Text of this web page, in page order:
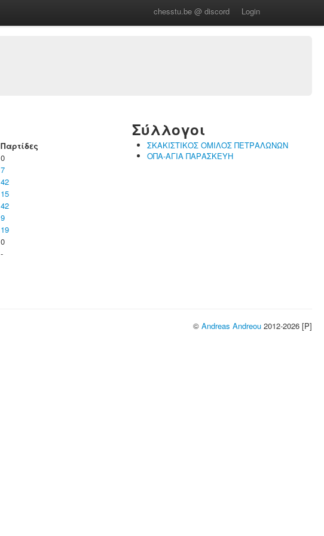
chesstu.be @ discord Login
Παρτίδες
0
7
42
15
42
9
19
0
-
Σύλλογοι
ΣΚΑΚΙΣΤΙΚΟΣ ΟΜΙΛΟΣ ΠΕΤΡΑΛΩΝΩΝ
ΟΠΑ-ΑΓΙΑ ΠΑΡΑΣΚΕΥΗ
© Andreas Andreou 2012-2026 [P]